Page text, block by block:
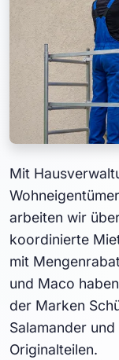
Mit
arbeiten wir
koordinierte
mit
und Maco
der Marken
Salamander
Originalteilen.